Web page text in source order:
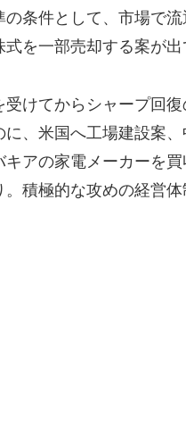
の条件として、市場で
を一部売却する案が出
けてからシャープ回
に、米国へ工場建設案
アの家電メーカーを
積極的な攻めの経営